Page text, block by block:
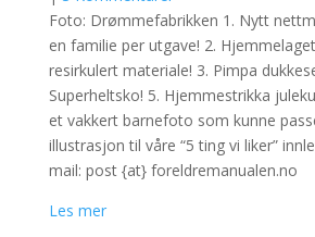
Foto: Drømmefabrikken 1. Nytt
en familie per utgave! 2.
resirkulert materiale! 3. Pimpa
Superheltsko! 5. Hjemmestrikka
et vakkert barnefoto som kunne
illustrasjon til våre “5 ting vi liker”
mail: post {at} foreldremanualen.no
Les mer